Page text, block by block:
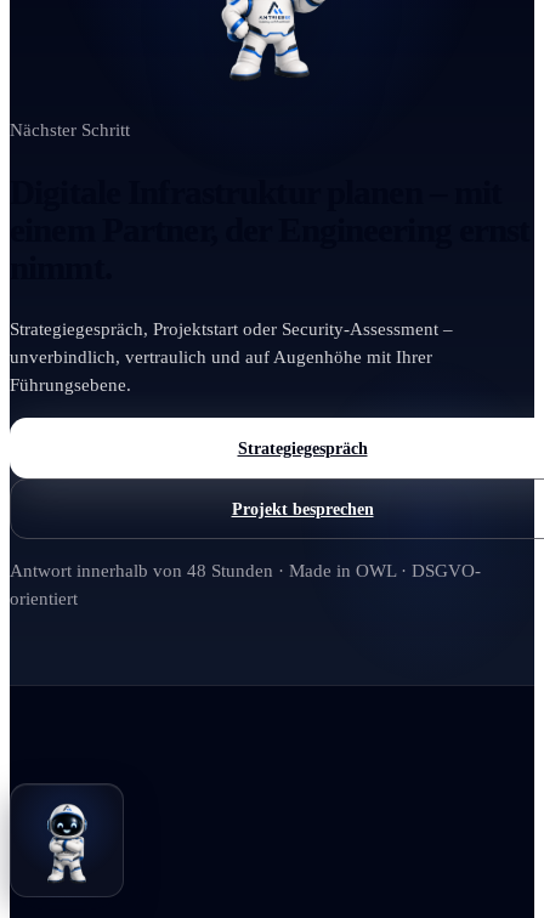
Nächster Schritt
Strategiegespräch, Projektstart oder Security-Assessment –
unverbindlich, vertraulich und auf Augenhöhe mit Ihrer
Führungsebene.
Strategiegespräch
Projekt besprechen
Antwort innerhalb von 48 Stunden · Made in OWL · DSGVO-
orientiert